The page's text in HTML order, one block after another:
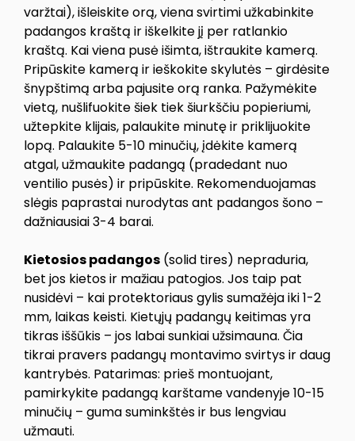
varžtai), išleiskite orą, viena svirtimi užkabinkite
padangos kraštą ir iškelkite jį per ratlankio
kraštą. Kai viena pusė išimta, ištraukite kamerą.
Pripūskite kamerą ir ieškokite skylutės – girdėsite
šnypštimą arba pajusite orą ranka. Pažymėkite
vietą, nušlifuokite šiek tiek šiurkščiu popieriumi,
užtepkite klijais, palaukite minutę ir priklijuokite
lopą. Palaukite 5-10 minučių, įdėkite kamerą
atgal, užmaukite padangą (pradedant nuo
ventilio pusės) ir pripūskite. Rekomenduojamas
slėgis paprastai nurodytas ant padangos šono –
dažniausiai 3-4 barai.
Kietosios padangos (solid tires) nepraduria,
bet jos kietos ir mažiau patogios. Jos taip pat
nusidėvi – kai protektoriaus gylis sumažėja iki 1-2
mm, laikas keisti. Kietųjų padangų keitimas yra
tikras iššūkis – jos labai sunkiai užsimauna. Čia
tikrai pravers padangų montavimo svirtys ir daug
kantrybės. Patarimas: prieš montuojant,
pamirkykite padangą karštame vandenyje 10-15
minučių – guma suminkštės ir bus lengviau
užmauti.